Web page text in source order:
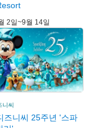
2일~9월 14일
니씨
즈니씨 25주년 '스파